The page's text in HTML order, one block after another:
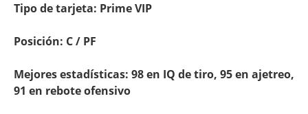
Tipo de tarjeta: Prime VIP
Posición: C / PF
Mejores estadísticas: 98 en IQ de tiro, 95 en ajetreo,
91 en rebote ofensivo